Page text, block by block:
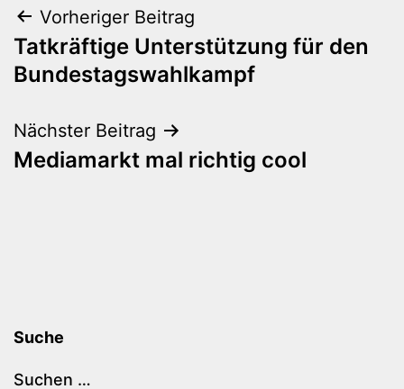
Beitragsnavigation
Vorheriger Beitrag
Tatkräftige Unterstützung für den
Bundestagswahlkampf
Nächster Beitrag
Mediamarkt mal richtig cool
Suche
Suchen …